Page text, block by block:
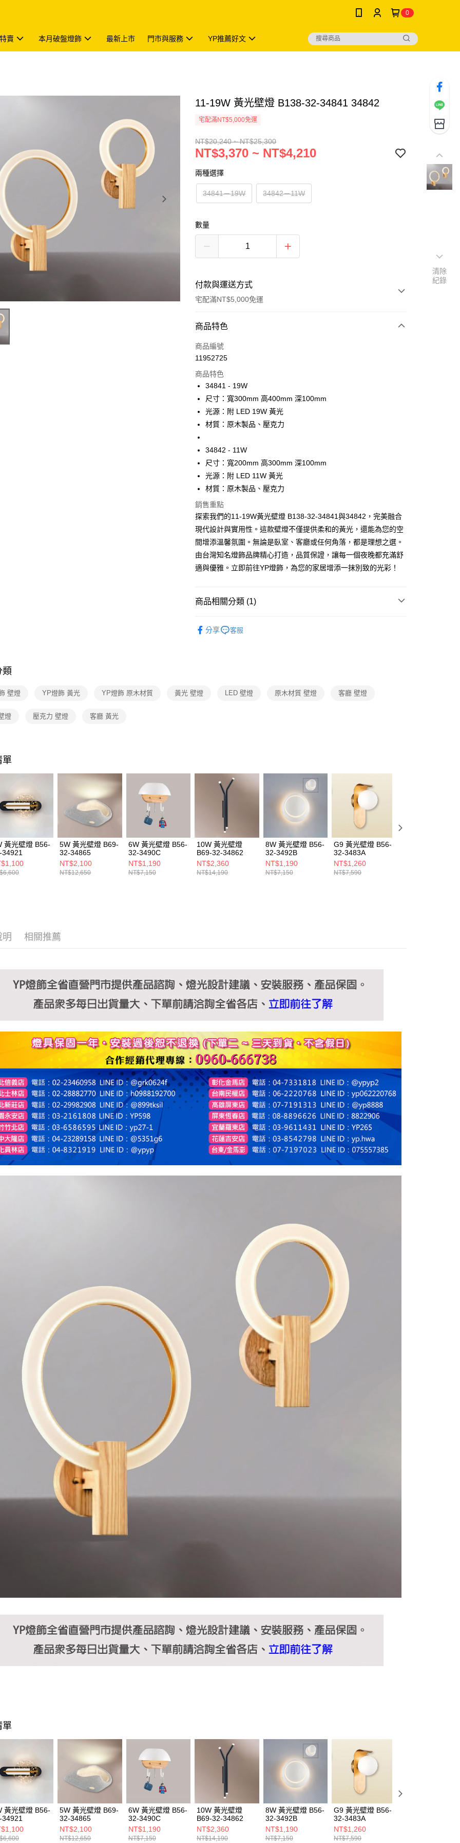
0
賣 本月破盤燈飾 最新上市 門市與服務 YP推薦好文
11-19W 黃光壁燈 B138-32-34841 34842
宅配滿NT$5,000免運
NT$20,240 ~ NT$25,300
NT$3,370 ~ NT$4,210
兩種選擇
34841－19W 34842－11W
數量
付款與運送方式
宅配滿NT$5,000免運
付款方式
信用卡一次付款
Apple Pay
街口支付
悠遊付
Google Pay
全盈+PAY
AFTEE先享後付
相關說明
【關於「AFTEE先享後付」】
AFTEE先享後付是「在收到商品之後才付款」的支付方式。 讓您購物簡單
便利好安心！
１．簡單：不需註冊會員、不需綁卡、不需儲值。
２．便利：只要手機號碼，簡訊認證，即可結帳。
３．安心：先確認商品／服務後，再付款。
【「AFTEE先享後付」結帳流程】
３．收到繳費通知簡訊後14天內，點擊此簡訊中的連結，可透過四大超商
絡購買商品的店家。未經商家同意取消之訂單仍視為有效，需透過AFTEE
１．透過由恩沛科技股份有限公司提供之「AFTEE先享後付」服務完成之
即時審查核予不同之上限額度；若仍有額度不足之情形，本公司將視審查
結果請求用戶進行身份認證。
５．嚴禁一人註冊多個帳號或使用他人資訊註冊。若發現惡意使用之情
形，恩沛科技股份有限公司將有權停止該用戶之使用額度並採取法律行
ATM付款
運送方式
新竹貨運宅配
每筆NT$180，滿NT$5,000(含以上)免運費
商品特色
商品編號
11952725
商品特色
34841 - 19W
尺寸：寬300mm 高400mm 深100mm
光源：附 LED 19W 黃光
材質：原木製品、壓克力
34842 - 11W
尺寸：寬200mm 高300mm 深100mm
光源：附 LED 11W 黃光
材質：原木製品、壓克力
銷售重點
探索我們的11-19W黃光壁燈 B138-32-34841與34842，完美融合
現代設計與實用性。這款壁燈不僅提供柔和的黃光，還能為您的空
間增添溫馨氛圍。無論是臥室、客廳或任何角落，都是理想之選。
由台灣知名燈飾品牌精心打造，品質保證，讓每一個夜晚都充滿舒
適與優雅。立即前往YP燈飾，為您的家居增添一抹別致的光彩！
商品相關分類 (1)
分享
客服
類
壁燈 YP燈飾 黃光 YP燈飾 原木材質 黃光 壁燈 LED 壁燈 原木材質 壁燈 客廳 壁燈
燈 壓克力 壁燈 客廳 黃光
單
黃光壁燈 B56-
34921
5W 黃光壁燈 B69-
32-34865
NT$2,100
NT$12,650
6W 黃光壁燈 B56-
32-3490C
NT$1,190
NT$7,150
10W 黃光壁燈
B69-32-34862
NT$2,360
NT$14,190
8W 黃光壁燈 B56-
32-3492B
NT$1,190
NT$7,150
G9 黃光壁燈 B56-
32-3483A
NT$1,260
NT$7,590
明 相關推薦
單
黃光壁燈 B56-
34921
5W 黃光壁燈 B69-
32-34865
NT$2,100
NT$12,650
6W 黃光壁燈 B56-
32-3490C
NT$1,190
NT$7,150
10W 黃光壁燈
B69-32-34862
NT$2,360
NT$14,190
8W 黃光壁燈 B56-
32-3492B
NT$1,190
NT$7,150
G9 黃光壁燈 B56-
32-3483A
NT$1,260
NT$7,590
清除
紀錄